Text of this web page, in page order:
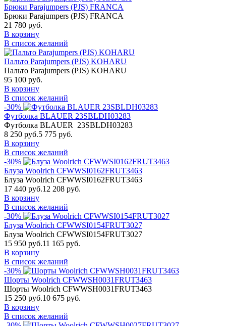
Брюки Parajumpers (PJS) FRANCA
Брюки Parajumpers (PJS) FRANCA
21 780 руб.
В корзину
В список желаний
Пальто Parajumpers (PJS) KOHARU
Пальто Parajumpers (PJS) KOHARU
95 100 руб.
В корзину
В список желаний
-30%
Футболка BLAUER 23SBLDH03283
Футболка BLAUER 23SBLDH03283
8 250 руб.5 775 руб.
В корзину
В список желаний
-30%
Блуза Woolrich CFWWSI0162FRUT3463
Блуза Woolrich CFWWSI0162FRUT3463
17 440 руб.12 208 руб.
В корзину
В список желаний
-30%
Блуза Woolrich CFWWSI0154FRUT3027
Блуза Woolrich CFWWSI0154FRUT3027
15 950 руб.11 165 руб.
В корзину
В список желаний
-30%
Шорты Woolrich CFWWSH0031FRUT3463
Шорты Woolrich CFWWSH0031FRUT3463
15 250 руб.10 675 руб.
В корзину
В список желаний